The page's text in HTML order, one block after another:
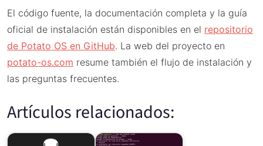
El código fuente, la documentación completa y la guía
oficial de instalación están disponibles en el repositorio
de Potato OS en GitHub. La web del proyecto en
potato-os.com resume también el flujo de instalación y
las preguntas frecuentes.
Artículos relacionados: